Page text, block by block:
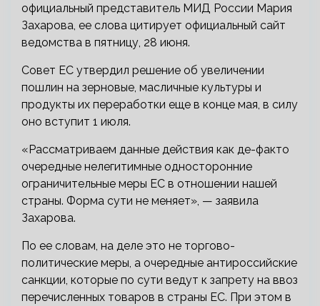
официальный представитель МИД России Мария
Захарова, ее слова цитирует официальный сайт
ведомства в пятницу, 28 июня.
Совет ЕС утвердил решение об увеличении
пошлин на зерновые, масличные культуры и
продукты их переработки еще в конце мая, в силу
оно вступит 1 июля.
«Рассматриваем данные действия как де-факто
очередные нелегитимные односторонние
ограничительные меры ЕС в отношении нашей
страны. Форма сути не меняет», — заявила
Захарова.
По ее словам, на деле это не торгово-
политические меры, а очередные антироссийские
санкции, которые по сути ведут к запрету на ввоз
перечисленных товаров в страны ЕС. При этом в